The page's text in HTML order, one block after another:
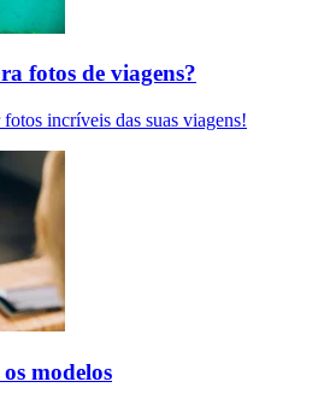
fotos de viagens?
incríveis das suas viagens!
modelos